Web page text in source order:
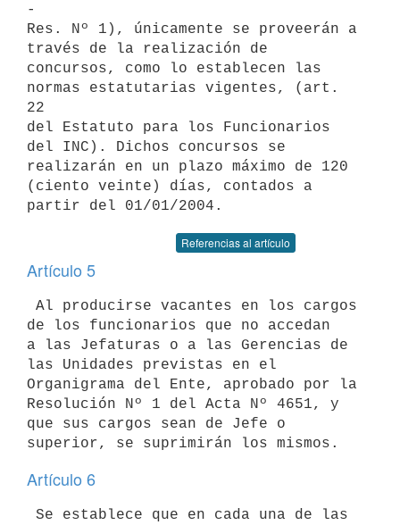
-
Res. Nº 1), únicamente se proveerán a
través de la realización de
concursos, como lo establecen las
normas estatutarias vigentes, (art.
22
del Estatuto para los Funcionarios
del INC). Dichos concursos se
realizarán en un plazo máximo de 120
(ciento veinte) días, contados a
Referencias al artículo
Artículo 5
de los funcionarios que no accedan
a las Jefaturas o a las Gerencias de
las Unidades previstas en el
Organigrama del Ente, aprobado por la
Resolución Nº 1 del Acta Nº 4651, y
que sus cargos sean de Jefe o
Artículo 6